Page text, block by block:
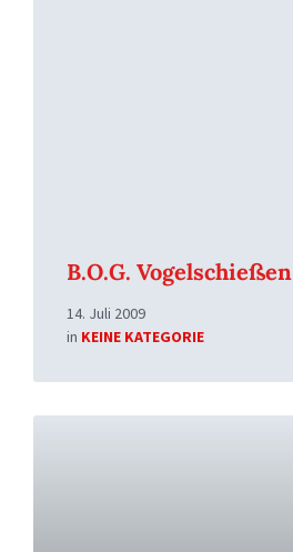
B.O.G. Vogelschießen
14. Juli 2009
in KEINE KATEGORIE